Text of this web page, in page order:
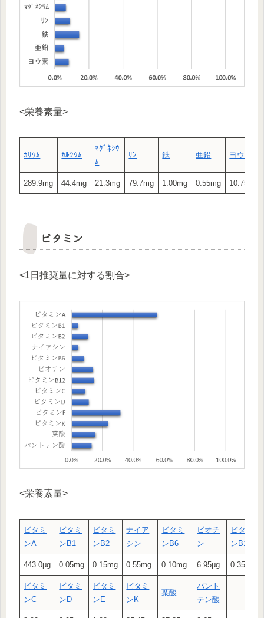
<栄養素量>
ｶﾘｳﾑ ｶﾙｼｳﾑ
ﾏｸﾞﾈｼｳ
ﾑ
ﾘﾝ 鉄 亜鉛 ヨウ素
289.9mg 44.4mg 21.3mg 79.7mg 1.00mg 0.55mg 10.75μg
ビタミン
<1日推奨量に対する割合>
<栄養素量>
ビタミ
ンA
ビタミ
ン B1
ビタミ
ン B2
ナイア
シン
ビタミ
ン B6
ビオチ
ン
ビタミ
ン B12
443.0μg 0.05mg 0.15mg 0.55mg 0.10mg 6.95μg 0.35μg
ビタミ
ンC
ビタミ
ン D
ビタミ
ン E
ビタミ
ン K
葉酸
パント
テン酸